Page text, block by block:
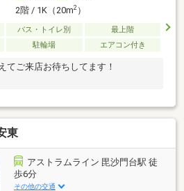
2階 / 1K（20m2）
バス・トイレ別
最上階
駐輪場 エアコン付き
てご来店お待ちしてます！
東
アストラムライン 毘沙門台駅 徒
歩6分
その他の交通